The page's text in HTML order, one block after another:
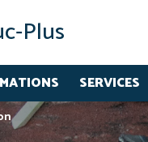
SERVICES